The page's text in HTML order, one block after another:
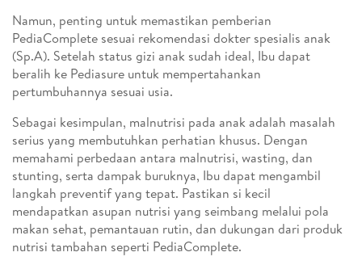
Namun, penting untuk memastikan pemberian
PediaComplete sesuai rekomendasi dokter spesialis anak
(Sp.A). Setelah status gizi anak sudah ideal, Ibu dapat
beralih ke Pediasure untuk mempertahankan
pertumbuhannya sesuai usia.
Sebagai kesimpulan, malnutrisi pada anak adalah masalah
serius yang membutuhkan perhatian khusus. Dengan
memahami perbedaan antara malnutrisi, wasting, dan
stunting, serta dampak buruknya, Ibu dapat mengambil
langkah preventif yang tepat. Pastikan si kecil
mendapatkan asupan nutrisi yang seimbang melalui pola
makan sehat, pemantauan rutin, dan dukungan dari produk
nutrisi tambahan seperti PediaComplete.